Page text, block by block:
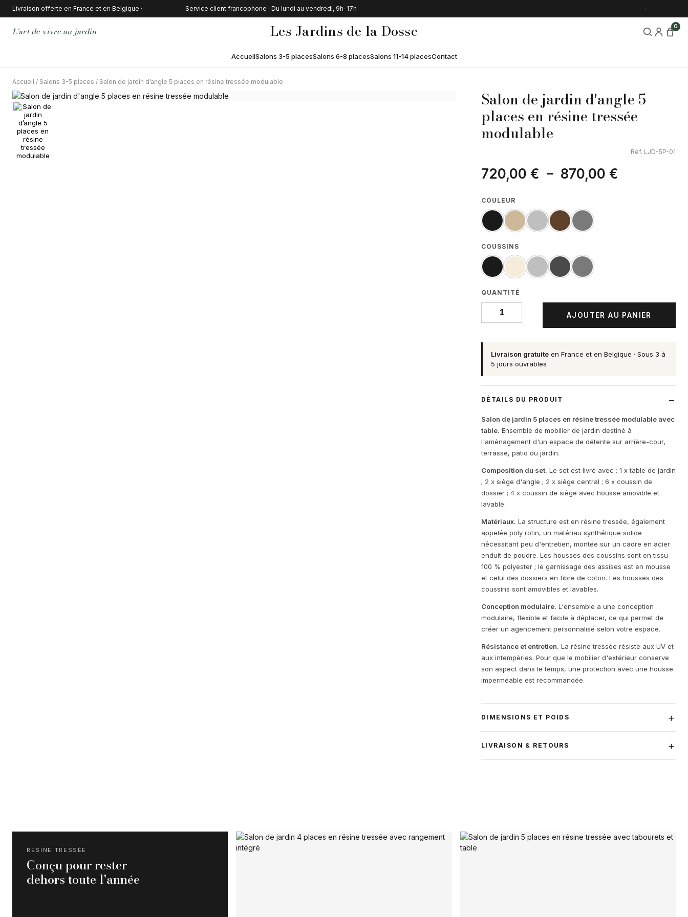
Livraison offerte en France et en Belgique · Service client francophone · Du lundi au vendredi, 9h-17h
L'art de vivre au jardin Les Jardins de la Dosse 0
AccueilSalons 3-5 placesSalons 6-8 placesSalons 11-14 placesContact
Accueil / Salons 3-5 places / Salon de jardin d’angle 5 places en résine tressée modulable
Salon de jardin d'angle 5
places en résine tressée
modulable
Réf. LJD-5P-01
720,00 € – 870,00 €
COULEUR
COUSSINS
QUANTITÉ
AJOUTER AU PANIER
Livraison gratuite en France et en Belgique · Sous 3 à
5 jours ouvrables
DÉTAILS DU PRODUIT
Salon de jardin 5 places en résine tressée modulable avec
table. Ensemble de mobilier de jardin destiné à
l'aménagement d'un espace de détente sur arrière-cour,
terrasse, patio ou jardin.
Composition du set. Le set est livré avec : 1 x table de jardin
; 2 x siège d'angle ; 2 x siège central ; 6 x coussin de
dossier ; 4 x coussin de siège avec housse amovible et
lavable.
Matériaux. La structure est en résine tressée, également
appelée poly rotin, un matériau synthétique solide
nécessitant peu d'entretien, montée sur un cadre en acier
enduit de poudre. Les housses des coussins sont en tissu
100 % polyester ; le garnissage des assises est en mousse
et celui des dossiers en fibre de coton. Les housses des
coussins sont amovibles et lavables.
Conception modulaire. L'ensemble a une conception
modulaire, flexible et facile à déplacer, ce qui permet de
créer un agencement personnalisé selon votre espace.
Résistance et entretien. La résine tressée résiste aux UV et
aux intempéries. Pour que le mobilier d'extérieur conserve
son aspect dans le temps, une protection avec une housse
imperméable est recommandée.
DIMENSIONS ET POIDS
LIVRAISON & RETOURS
RÉSINE TRESSÉE
Conçu pour rester
dehors toute l'année